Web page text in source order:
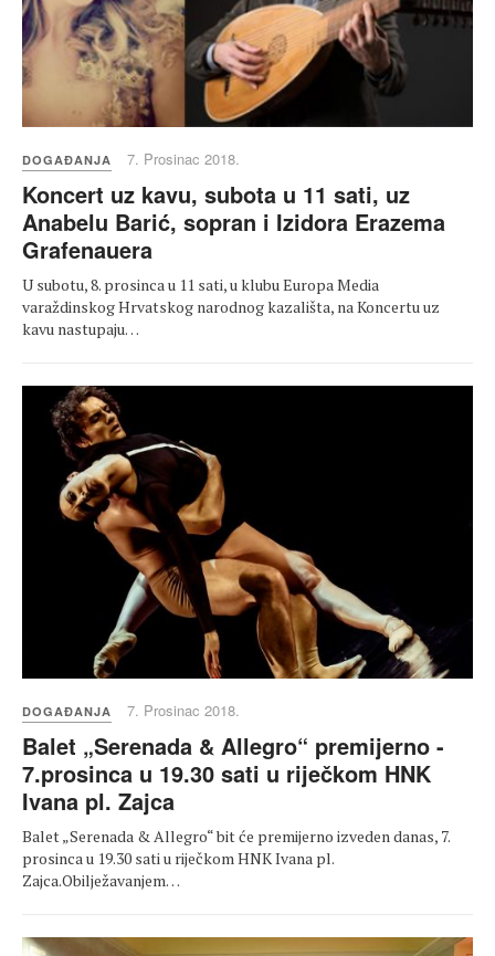
DOGAĐANJA 7. Prosinac 2018.
Koncert uz kavu, subota u 11 sati, uz
Anabelu Barić, sopran i Izidora Erazema
Grafenauera
U subotu, 8. prosinca u 11 sati, u klubu Europa Media
varaždinskog Hrvatskog narodnog kazališta, na Koncertu uz
kavu nastupaju…
DOGAĐANJA 7. Prosinac 2018.
Balet „Serenada & Allegro“ premijerno -
7.prosinca u 19.30 sati u riječkom HNK
Ivana pl. Zajca
Balet „Serenada & Allegro“ bit će premijerno izveden danas, 7.
prosinca u 19.30 sati u riječkom HNK Ivana pl.
Zajca.Obilježavanjem…